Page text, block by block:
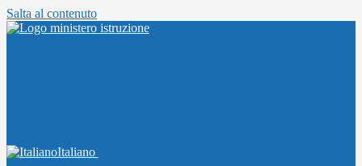
Salta al contenuto
Italiano